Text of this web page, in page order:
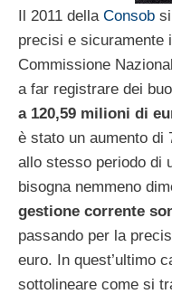
Il 2011 della Consob
precisi e sicuramente
Commissione
a far registrare dei
a 120,59 milioni di
è stato un aumento di
allo stesso periodo di
bisogna nemmeno
gestione corrente
passando per la
euro. In quest’ultimo
sottolineare come si